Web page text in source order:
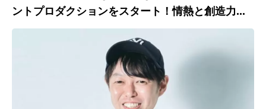
ントプロダクションをスタート！情熱と創造力...